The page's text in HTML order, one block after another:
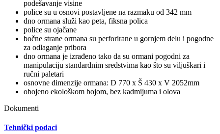
podešavanje visine
police su u osnovi postavljene na razmaku od 342 mm
dno ormana služi kao peta, fiksna polica
police su ojačane
bočne strane ormana su perforirane u gornjem delu i pogodne
za odlaganje pribora
dno ormana je izrađeno tako da su ormani pogodni za
manipulaciju standardnim sredstvima kao što su viljuškari i
ručni paletari
osnovne dimenzije ormana: D 770 x Š 430 x V 2052mm
obojeno ekološkom bojom, bez kadmijuma i olova
Dokumenti
Tehnički podaci